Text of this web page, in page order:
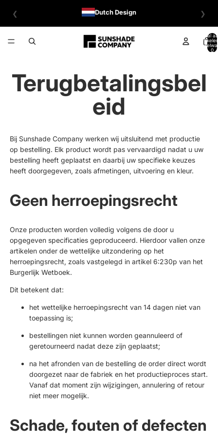
❮ Dutch Design ❯
Totaal
0
Terugbetalingsbel
eid
Bij Sunshade Company werken wij uitsluitend met productie
op bestelling. Elk product wordt pas vervaardigd nadat u uw
bestelling heeft geplaatst en daarbij uw specifieke keuzes
heeft doorgegeven, zoals afmetingen, uitvoering en kleur.
Geen herroepingsrecht
Onze producten worden volledig volgens de door u
opgegeven specificaties geproduceerd. Hierdoor vallen onze
artikelen onder de wettelijke uitzondering op het
herroepingsrecht, zoals vastgelegd in artikel 6:230p van het
Burgerlijk Wetboek.
Dit betekent dat:
het wettelijke herroepingsrecht van 14 dagen niet van
toepassing is;
bestellingen niet kunnen worden geannuleerd of
geretourneerd nadat deze zijn geplaatst;
na het afronden van de bestelling de order direct wordt
doorgezet naar de fabriek en het productieproces start.
Vanaf dat moment zijn wijzigingen, annulering of retour
niet meer mogelijk.
Schade, fouten of defecten